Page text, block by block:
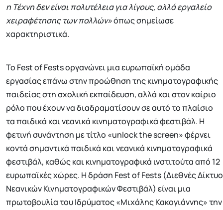
η Τέχνη δεν είναι πολυτέλεια για λίγους, αλλά εργαλείο
χειραφέτησης των πολλών»όπως σημείωσε
χαρακτηριστικά.
Το Fest of Fests οργανώνει μια ευρωπαϊκή ομάδα
εργασίας επάνω στην προώθηση της κινηματογραφικής
παιδείας στη σχολική εκπαίδευση, αλλά και στον καίριο
ρόλο που έχουν να διαδραματίσουν σε αυτό το πλαίσιο
τα παιδικά και νεανικά κινηματογραφικά φεστιβάλ. Η
φετινή συνάντηση με τίτλο «unlock the screen» φέρνει
κοντά σημαντικά παιδικά και νεανικά κινηματογραφικά
φεστιβάλ, καθώς και κινηματογραφικά ινστιτούτα από 12
ευρωπαϊκές χώρες. Η δράση Fest of Fests (Διεθνές Δίκτυο
Νεανικών Κινηματογραφικών Φεστιβάλ) είναι μια
πρωτοβουλία του Ιδρύματος «Μιχάλης Κακογιάννης» την